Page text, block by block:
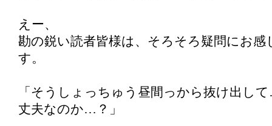
えー、
勘の鋭い読者皆様は、そろそろ疑問にお感
す。
「そうしょっちゅう昼間っから抜け出し
丈夫なのか…？」